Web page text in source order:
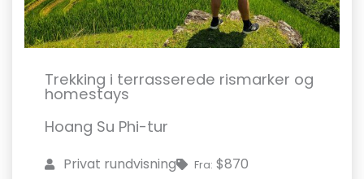
Trekking i terrasserede rismarker og
homestays
Hoang Su Phi-tur
Privat rundvisning Fra: $870